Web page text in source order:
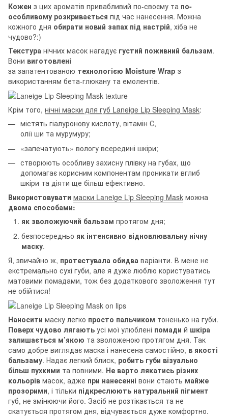
Кожен з цих ароматів привабливий по-своєму та по-
особливому розкривається під час нанесення. Можна
кожного дня обирати новий запах під настрій, хіба не
чудово?:)
Текстура нічних масок нагадує густий поживний бальзам.
Вони виготовлені
за запатентованою технологією Moisture Wrap з
використанням бета-глюкану та емолентів.
Крім того, нічні маски для губ Laneige Lip Sleeping Mask:
містять гіалуронову кислоту, вітамін С,
олії ши та мурумуру;
«запечатують» вологу всередині шкіри;
створюють особливу захисну плівку на губах, що
допомагає корисним компонентам проникати вглиб
шкіри та діяти ще більш ефективно.
Використовувати маски Laneige Lip Sleeping Mask можна
двома способами:
як зволожуючий бальзам протягом дня;
безпосередньо як інтенсивно відновлювальну нічну
маску.
Я, звичайно ж, протестувала обидва варіанти. В мене не
екстремально сухі губи, але я дуже люблю користуватись
матовими помадами, тож без додаткового зволоження тут
не обійтися!
Наносити маску легко просто пальчиком тоненько на губи.
Поверх чудово лягають усі мої улюблені помади й шкіра
залишається м’якою та зволоженою протягом дня. Так
само добре виглядає маска і нанесена самостійно, в якості
бальзаму. Надає легкий блиск, робить губи візуально
більш пухкими та повними. Не варто лякатись різних
кольорів масок, адже при нанесенні вони стають майже
прозорими, і тільки підкреслюють натуральний пігмент
губ, не змінюючи його. Засіб не розтікається та не
скатується протягом дня, відчувається дуже комфортно.